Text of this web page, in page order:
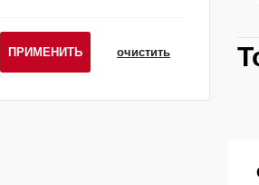
ПРИМЕНИТЬ очистить